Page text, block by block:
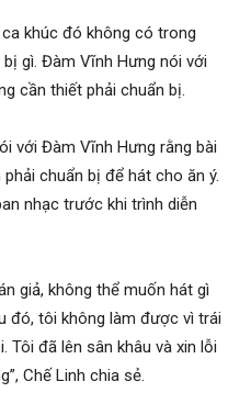
khúc đó không có trong
gì. Đàm Vĩnh Hưng nói với
cần thiết phải chuẩn bị.
với Đàm Vĩnh Hưng rằng bài
chuẩn bị để hát cho ăn ý.
nhạc trước khi trình diễn
giả, không thể muốn hát gì
đó, tôi không làm được vì trái
Tôi đã lên sân khâu và xin lỗi
Chế Linh chia sẻ.